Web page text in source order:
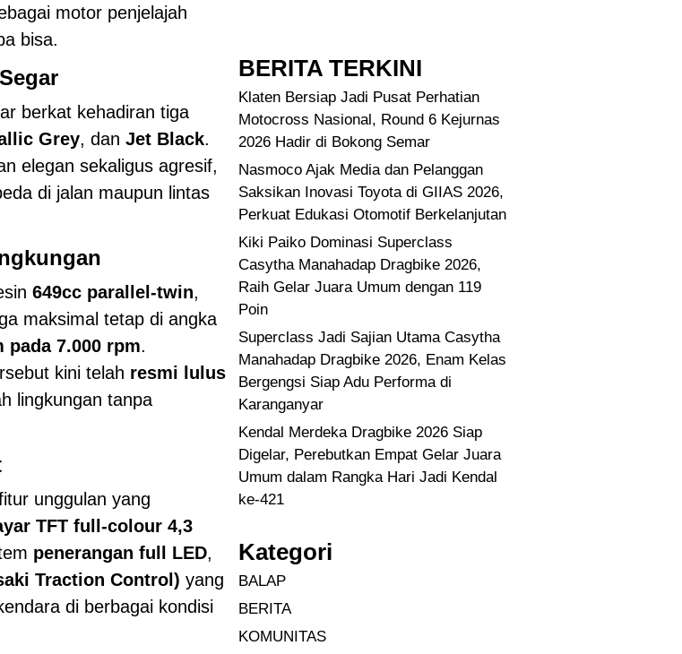
motor penjelajah
bisa.
berkat kehadiran tiga
Grey, dan Jet Black.
elegan sekaligus agresif,
di jalan maupun lintas
649cc parallel-twin,
maksimal tetap di angka
pada 7.000 rpm.
kini telah resmi lulus
lingkungan tanpa
unggulan yang
TFT full-colour 4,3
penerangan full LED,
Traction Control) yang
di berbagai kondisi
BERITA TERKINI
Klaten Bersiap Jadi Pusat Perhatian
Motocross Nasional, Round 6 Kejurnas
2026 Hadir di Bokong Semar
Nasmoco Ajak Media dan Pelanggan
Saksikan Inovasi Toyota di GIIAS 2026,
Perkuat Edukasi Otomotif Berkelanjutan
Kiki Paiko Dominasi Superclass
Casytha Manahadap Dragbike 2026,
Raih Gelar Juara Umum dengan 119
Poin
Superclass Jadi Sajian Utama Casytha
Manahadap Dragbike 2026, Enam Kelas
Bergengsi Siap Adu Performa di
Karanganyar
Kendal Merdeka Dragbike 2026 Siap
Digelar, Perebutkan Empat Gelar Juara
Umum dalam Rangka Hari Jadi Kendal
ke-421
Kategori
BALAP
BERITA
KOMUNITAS